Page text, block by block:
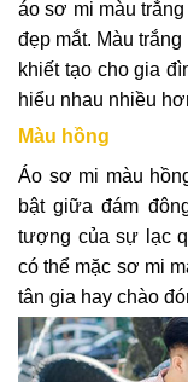
áo sơ mi màu
đẹp mắt. Màu
khiết tạo cho gia
hiểu nhau nhiều
Màu hồng
Áo sơ mi màu
bật giữa đám
tượng của sự lạc
có thể mặc sơ mi
tân gia hay chào